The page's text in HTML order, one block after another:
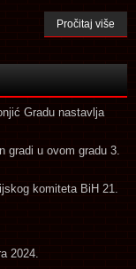
Pročitaj više
Gradu nastavlja
gradi u ovom gradu 3.
komiteta BiH 21.
2024.